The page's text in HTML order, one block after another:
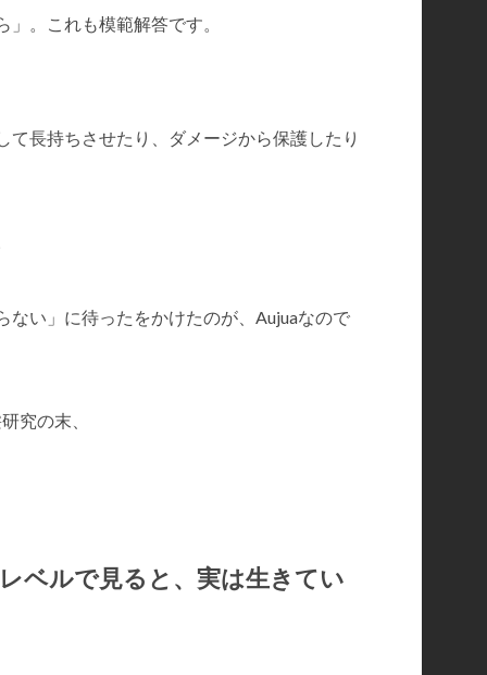
。これも模範解答です。
長持ちさせたり、ダメージから保護したり
い」に待ったをかけたのが、Aujuaなので
究の末、
ベルで見ると、実は生きてい